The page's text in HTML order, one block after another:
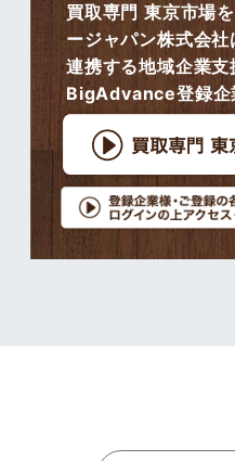
買取専門 東京市場
ージャパン株式会
連携する地域企業
BigAdvance登録企